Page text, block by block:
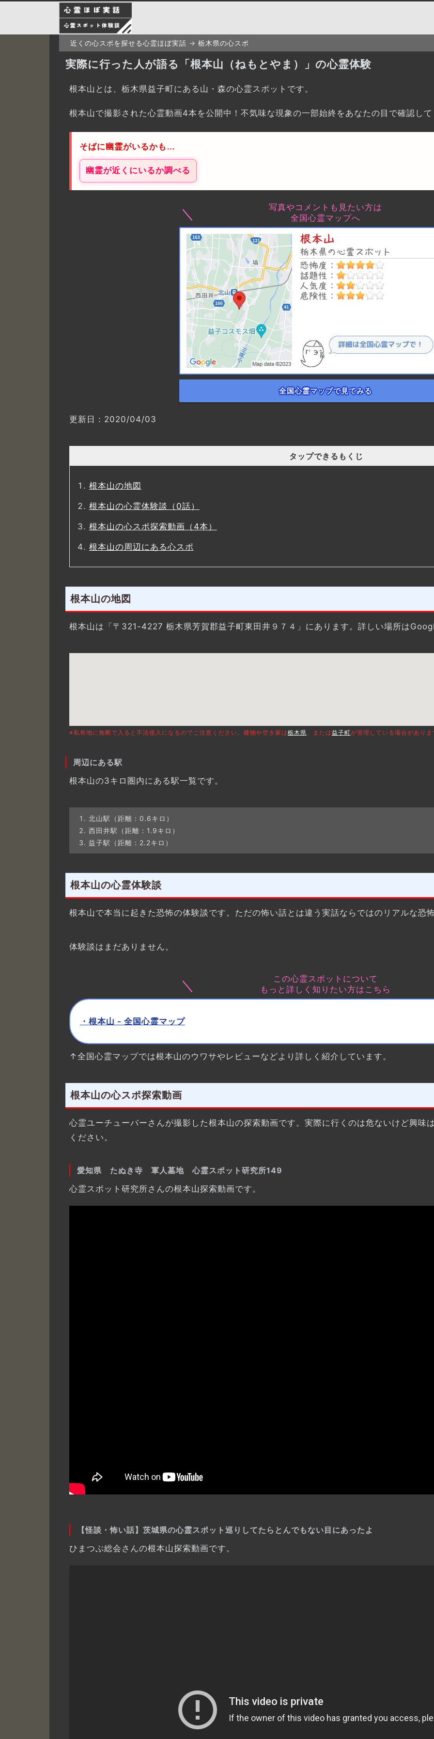
近くの心スポを探せる心霊ほぼ実話 栃木県の心スポ
実際に行った人が語る「根本山（ねもとやま）」の心霊体験
根本山とは、栃木県益子町にある山・森の心霊スポットです。
根本山で撮影された心霊動画4本を公開中！不気味な現象の一部始終をあなたの目で確認し
そばに幽霊がいるかも…
幽霊が近くにいるか調べる
写真やコメントも見たい方は
全国心霊マップへ
全国心霊マップで見てみる
更新日：2020/04/03
タップできるもくじ
根本山の地図
根本山の心霊体験談（0話）
根本山の心スポ探索動画（4本）
根本山の周辺にある心スポ
根本山の地図
根本山は「〒321-4227 栃木県芳賀郡益子町東田井９７４」にあります。詳しい場所は
※私有地に無断で入ると不法侵入になるのでご注意ください。建物や空き家は栃木県 、または益子町が管理している場合がありま
周辺にある駅
根本山の3キロ圏内にある駅一覧です。
北山駅（距離：0.6キロ）
西田井駅（距離：1.9キロ）
益子駅（距離：2.2キロ）
根本山の心霊体験談
根本山で本当に起きた恐怖の体験談です。ただの怖い話とは違う実話ならではのリアルな恐
体験談はまだありません。
この心霊スポットについて
もっと詳しく知りたい方はこちら
・根本山 - 全国心霊マップ
↑全国心霊マップでは根本山のウワサやレビューなどより詳しく紹介しています。
根本山の心スポ探索動画
心霊ユーチューバーさんが撮影した根本山の探索動画です。実際に行くのは危ないけど興味
ください。
愛知県 たぬき寺 軍人墓地 心霊スポット研究所149
心霊スポット研究所さんの根本山探索動画です。
【怪談・怖い話】茨城県の心霊スポット巡りしてたらとんでもない目にあったよ
ひまつぶ総会さんの根本山探索動画です。